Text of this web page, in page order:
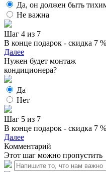
Да, он должен быть
Не важна
Шаг 4 из 7
В конце подарок - скидка 7 %
Далее
Нужен будет монтаж
кондиционера?
Да
Нет
Шаг 5 из 7
В конце подарок - скидка 7 %
Далее
Комментарий
Этот шаг можно пропустить